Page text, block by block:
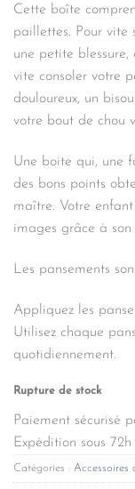
Cette boîte
paillettes. Pour vite
une petite
vite consoler votre
douloureux, un
votre bout de chou
Une boite qui, une
des bons points
maître. Votre
images grâce à son
Les pansements
Appliquez les
Utilisez chaque
quotidiennement.
Rupture de stock
Paiement sécurisé
Expédition sous
Catégories : Accessoires